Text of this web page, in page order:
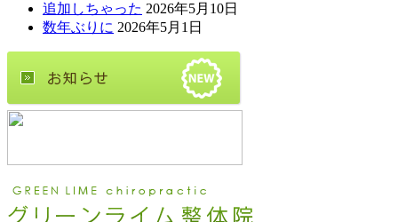
追加しちゃった 2026年5月10日
数年ぶりに 2026年5月1日